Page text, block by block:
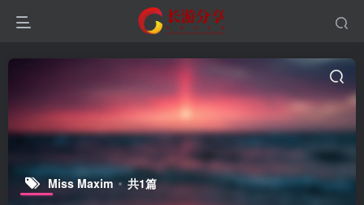
Miss Maxim 共1篇